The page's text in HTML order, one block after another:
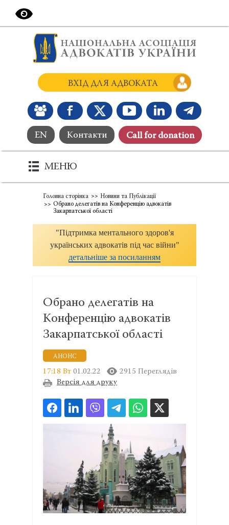
EN Контакти Сall for donation
ВХІД ДЛЯ АДВОКАТА
МЕНЮ
Головна сторінка
Новини та Публікації
Обрано делегатів на Конференцію адвокатів
Закарпатської області
"Підтримка ментального здоров'я
українських адвокатів під час війни"
детальніше за посиланням
Обрано делегатів на
Конференцію адвокатів
Закарпатської області
АНОНС
17:18 Вт 01.02.22
2915 Переглядів
Версія для друку